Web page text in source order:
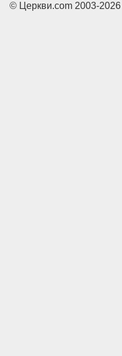
© Церкви.com 2003-2026